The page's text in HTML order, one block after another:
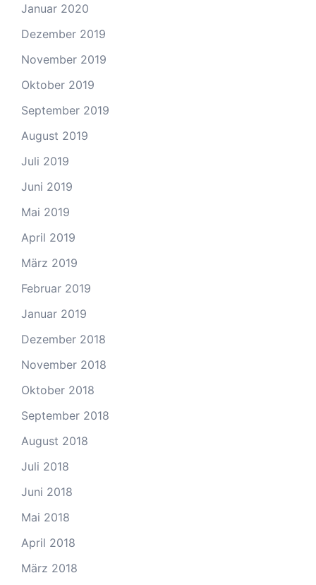
Januar 2020
Dezember 2019
November 2019
Oktober 2019
September 2019
August 2019
Juli 2019
Juni 2019
Mai 2019
April 2019
März 2019
Februar 2019
Januar 2019
Dezember 2018
November 2018
Oktober 2018
September 2018
August 2018
Juli 2018
Juni 2018
Mai 2018
April 2018
März 2018